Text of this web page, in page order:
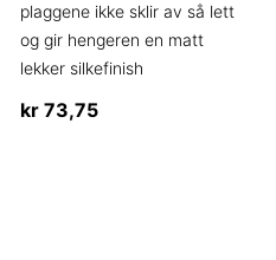
plaggene ikke sklir av så lett
og gir hengeren en matt
lekker silkefinish
kr73,75